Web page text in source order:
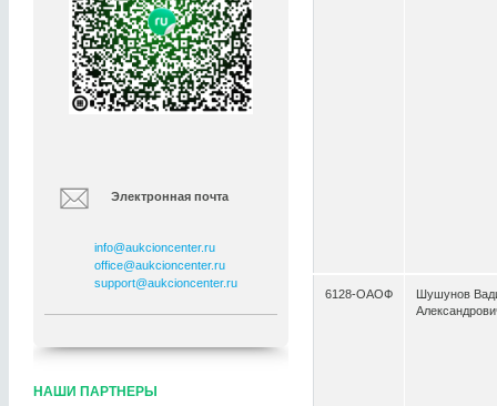
Электронная почта
info@aukcioncenter.ru
office@aukcioncenter.ru
support@aukcioncenter.ru
НАШИ ПАРТНЕРЫ
6128-ОАОФ
Шушунов